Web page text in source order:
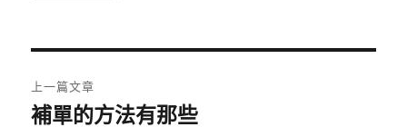
章
上一篇文章
上
補單的方法有那些